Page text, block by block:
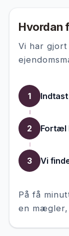
Hvordan
Vi har
Fortæl
Vi
På få
en